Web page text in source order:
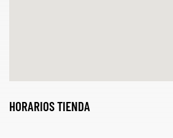
HORARIOS TIENDA